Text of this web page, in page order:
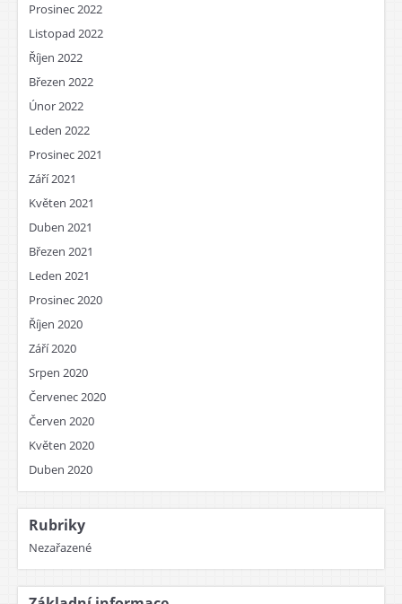
Prosinec 2022
Listopad 2022
Říjen 2022
Březen 2022
Únor 2022
Leden 2022
Prosinec 2021
Září 2021
Květen 2021
Duben 2021
Březen 2021
Leden 2021
Prosinec 2020
Říjen 2020
Září 2020
Srpen 2020
Červenec 2020
Červen 2020
Květen 2020
Duben 2020
Rubriky
Nezařazené